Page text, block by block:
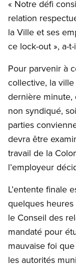
« Notre défi
relation
la Ville et ses
ce lock-out », a-
Pour parvenir à
collective, la
dernière minute,
non syndiqué,
parties
devra être
travail de la
l’employeur
L’entente finale
quelques
le Conseil des
mandaté pour
mauvaise foi
les autorités